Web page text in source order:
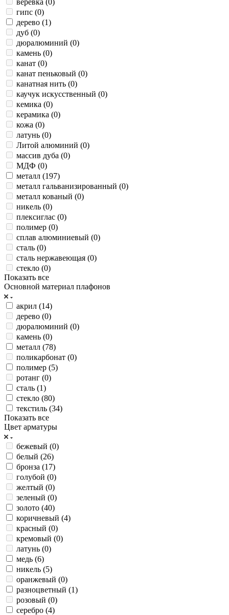
гипс (0)
дерево (1)
дуб (0)
дюралюминий (0)
камень (0)
канат (0)
канат пеньковый (0)
канатная нить (0)
каучук искусственный (0)
кемика (0)
керамика (0)
кожа (0)
латунь (0)
Литой алюминий (0)
массив дуба (0)
МДФ (0)
металл (197)
металл гальванизированный (0)
металл кованый (0)
никель (0)
плексиглас (0)
полимер (0)
сплав алюминиевый (0)
сталь (0)
сталь нержавеющая (0)
стекло (0)
Показать все
Основной материал плафонов
акрил (14)
дерево (0)
дюралюминий (0)
камень (0)
металл (78)
поликарбонат (0)
полимер (5)
ротанг (0)
сталь (1)
стекло (80)
текстиль (34)
Показать все
Цвет арматуры
бежевый (0)
белый (26)
бронза (17)
голубой (0)
желтый (0)
зеленый (0)
золото (40)
коричневый (4)
красный (0)
кремовый (0)
латунь (0)
медь (6)
никель (5)
оранжевый (0)
разноцветный (1)
розовый (0)
серебро (4)